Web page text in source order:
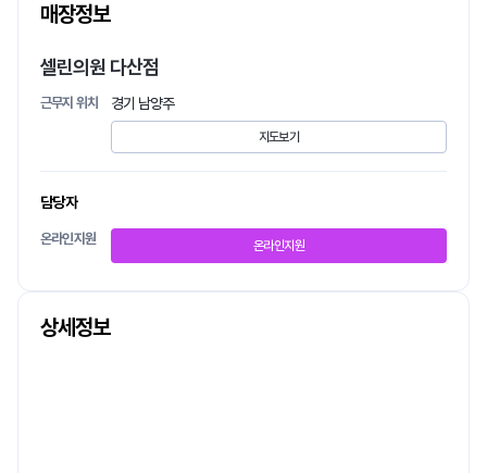
매장정보
셀린의원 다산점
근무지 위치 경기 남양주
지도보기
담당자
온라인지원 온라인지원
상세정보